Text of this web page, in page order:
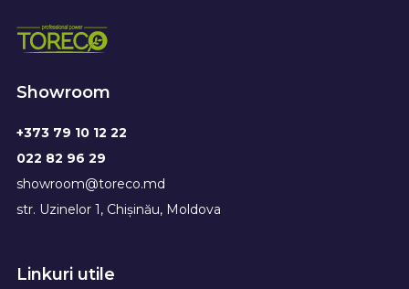
Showroom
+373 79 10 12 22
022 82 96 29
showroom@toreco.md
str. Uzinelor 1, Chișinău, Moldova
Linkuri utile